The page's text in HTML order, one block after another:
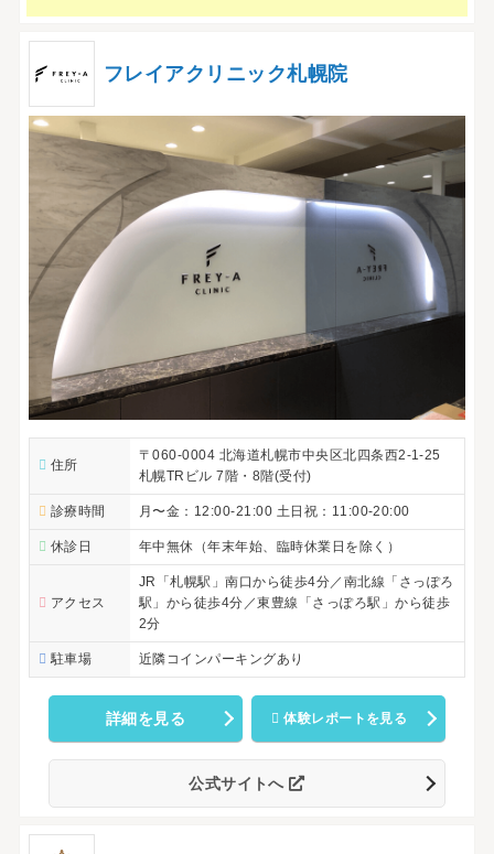
フレイアクリニック札幌院
住所
〒060-0004 北海道札幌市中央区北四条西2-1-25
札幌TRビル 7階・8階(受付)
診療時間 月〜金：12:00-21:00 土日祝：11:00-20:00
休診日 年中無休（年末年始、臨時休業日を除く）
アクセス
JR「札幌駅」南口から徒歩4分／南北線「さっぽろ
駅」から徒歩4分／東豊線「さっぽろ駅」から徒歩
2分
駐車場 近隣コインパーキングあり
詳細を見る 体験レポートを見る
公式サイトへ